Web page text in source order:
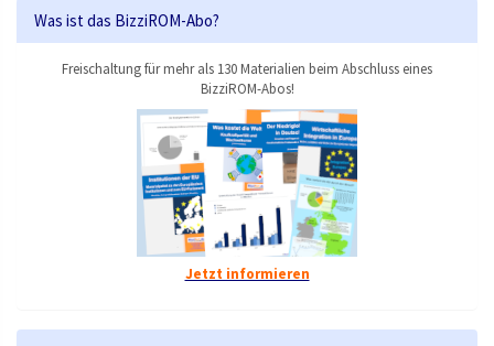
Was ist das BizziROM-Abo?
Freischaltung für mehr als 130 Materialien beim Abschluss eines
BizziROM-Abos!
Jetzt informieren